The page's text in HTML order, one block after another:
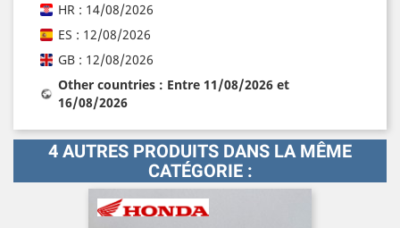
HR : 14/08/2026
ES : 12/08/2026
GB : 12/08/2026
Other countries : Entre 11/08/2026 et
16/08/2026
4 AUTRES PRODUITS DANS LA MÊME
CATÉGORIE :